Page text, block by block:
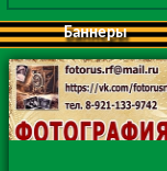
Баннеры